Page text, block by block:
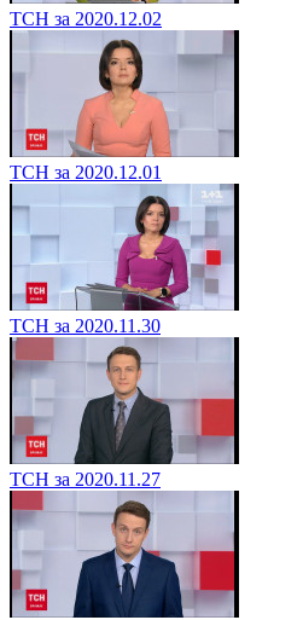
ТСН за 2020.12.02
ТСН за 2020.12.01
ТСН за 2020.11.30
ТСН за 2020.11.27